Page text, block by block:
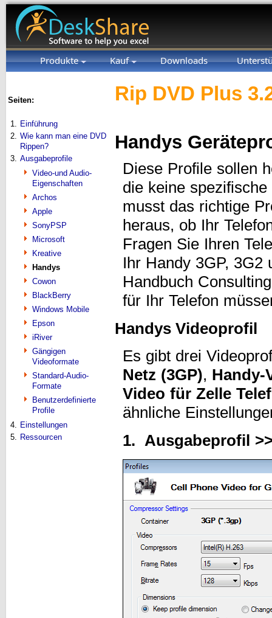
Produkte Kauf Downloads
Seiten:
1. Einführung
2. Wie kann man eine DVD
Rippen?
3. Ausgabeprofile
Video-und Audio-
Eigenschaften
Archos
Apple
SonyPSP
Microsoft
Kreative
Handys
Cowon
BlackBerry
Windows Mobile
Epson
iRiver
Gängigen
Videoformate
Standard-Audio-
Formate
Benutzerdefinierte
Profile
4. Einstellungen
5. Ressourcen
Rip DVD Plus
Handys
Diese Profile sollen
die keine
musst das richtige
heraus, ob Ihr
Fragen Sie Ihren
Ihr Handy 3GP, 3G2
Handbuch
für Ihr Telefon
Handys Videoprofil
Es gibt drei
Netz (3GP), Handy-
Video für Zelle
ähnliche
1. Ausgabeprofil